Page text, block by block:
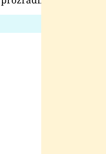
natáčení Euforie.